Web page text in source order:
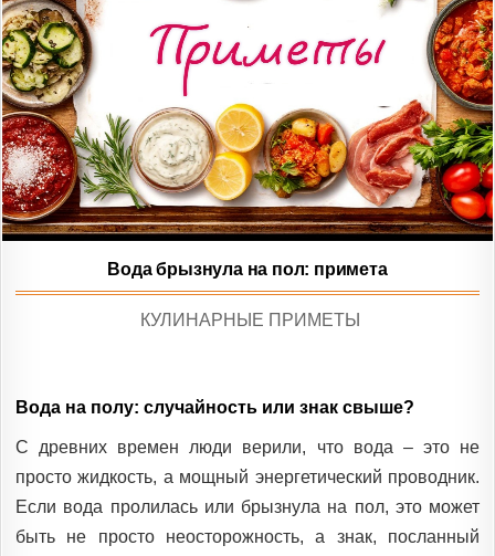
Вода брызнула на пол: примета
POSTED
КУЛИНАРНЫЕ ПРИМЕТЫ
Вода на полу: случайность или знак свыше?
С древних времен люди верили, что вода – это не
просто жидкость, а мощный энергетический проводник.
Если вода пролилась или брызнула на пол, это может
быть не просто неосторожность, а знак, посланный